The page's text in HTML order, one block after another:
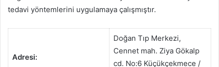
tedavi yöntemlerini uygulamaya çalışmıştır.
Adresi:
Doğan Tıp Merkezi,
Cennet mah. Ziya Gökalp
cd. No:6 Küçükçekmece /